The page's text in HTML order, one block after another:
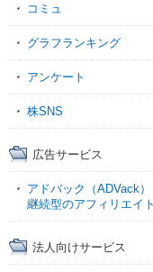
コミュ
グラフランキング
アンケート
株SNS
広告サービス
アドバック（ADVack）
継続型のアフィリエイ
法人向けサービス